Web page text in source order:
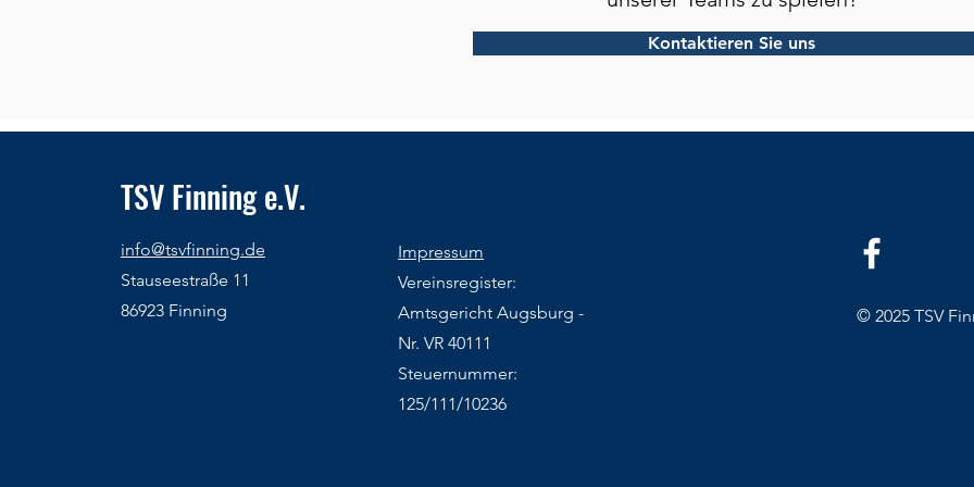
Kontaktieren Sie uns
TSV Finning e.V.
info@tsvfinning.de
Stauseestraße 11
86923 Finning
Impressum
Vereinsregister:
Amtsgericht Augsburg -
Nr. VR 40111
Steuernummer:
125/111/10236
© 2025 TSV